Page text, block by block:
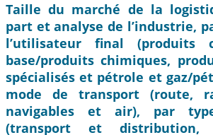
Taille du marché de la
part et analyse de l’industrie,
l’utilisateur final (produits
base/produits chimiques,
spécialisés et pétrole et gaz/
mode de transport (route,
navigables et air), par
(transport et distribution,